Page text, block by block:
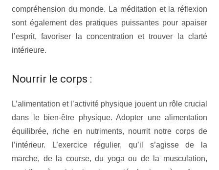
compréhension du monde. La méditation et la réflexion
sont également des pratiques puissantes pour apaiser
l’esprit, favoriser la concentration et trouver la clarté
intérieure.
Nourrir le corps :
L’alimentation et l’activité physique jouent un rôle crucial
dans le bien-être physique. Adopter une alimentation
équilibrée, riche en nutriments, nourrit notre corps de
l’intérieur. L’exercice régulier, qu’il s’agisse de la
marche, de la course, du yoga ou de la musculation,